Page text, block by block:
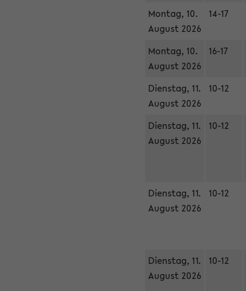
Montag, 10.
August 2026
14-17
Montag, 10.
August 2026
16-17
Dienstag, 11.
August 2026
10-12
Dienstag, 11.
August 2026
10-12
Dienstag, 11.
August 2026
10-12
Dienstag, 11.
August 2026
10-12